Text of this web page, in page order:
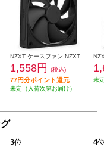
RF-Q14SF-W2 NZXT ケースファン NZXT F120P v2 Black RF-P12SF-B2
1,558円 (税込)
77円分ポイント還元
未定（入荷次第お届け）
未
3位 4